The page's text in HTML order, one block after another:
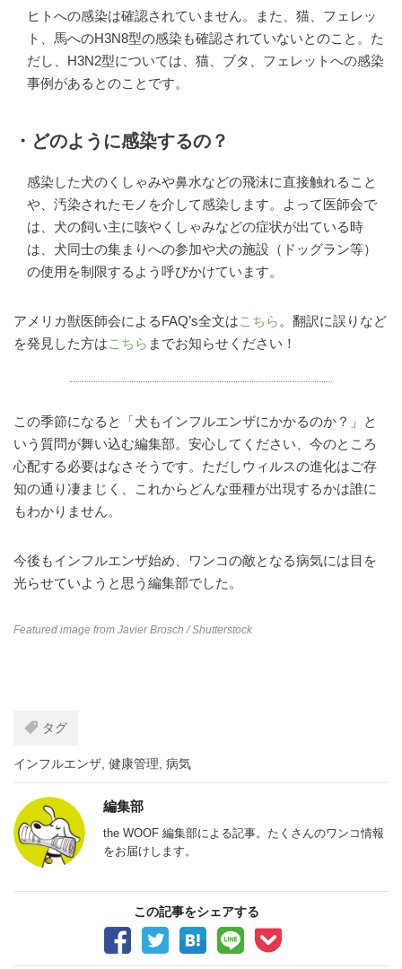
ヒトへの感染は確認されていません。また、猫、フェレッ
ト、馬へのH3N8型の感染も確認されていないとのこと。た
だし、H3N2型については、猫、ブタ、フェレットへの感染
事例があるとのことです。
・どのように感染するの？
感染した犬のくしゃみや鼻水などの飛沫に直接触れること
や、汚染されたモノを介して感染します。よって医師会で
は、犬の飼い主に咳やくしゃみなどの症状が出ている時
は、犬同士の集まりへの参加や犬の施設（ドッグラン等）
の使用を制限するよう呼びかけています。
アメリカ獣医師会によるFAQ’s全文はこちら 。翻訳に誤りなど
を発見した方はこちら までお知らせください！
この季節になると「犬もインフルエンザにかかるのか？」と
いう質問が舞い込む編集部。安心してください、今のところ
心配する必要はなさそうです。ただしウィルスの進化はご存
知の通り凄まじく、これからどんな亜種が出現するかは誰に
もわかりません。
今後もインフルエンザ始め、ワンコの敵となる病気には目を
光らせていようと思う編集部でした。
Featured image from Javier Brosch / Shutterstock
タグ
インフルエンザ, 健康管理, 病気
編集部
the WOOF 編集部による記事。たくさんのワンコ情報
をお届けします。
この記事をシェアする